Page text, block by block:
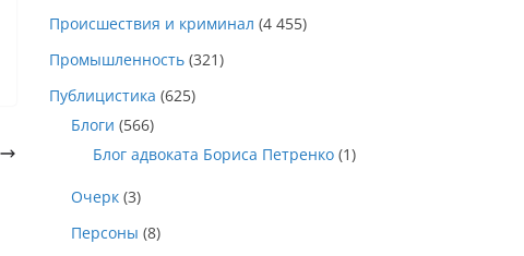
Происшествия и криминал (4 455)
Промышленность (321)
Публицистика (625)
Блоги (566)
Блог адвоката Бориса Петренко (1)
Очерк (3)
Персоны (8)